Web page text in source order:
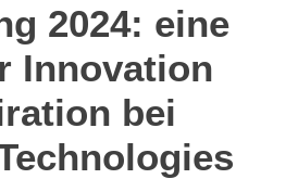
2024: eine
Innovation
bei